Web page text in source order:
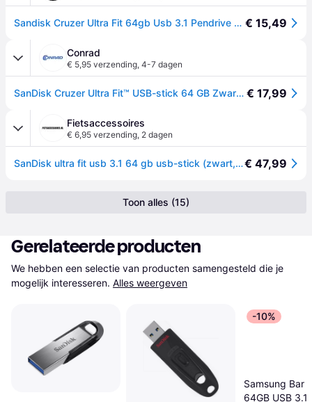
Sandisk Cruzer Ultra Fit 64gb Usb 3.1 Pendrive Zwart € 15,49
Conrad
€ 5,95 verzending, 4-7 dagen
SanDisk Cruzer Ultra Fit™ USB-stick 64 GB Zwart SDCZ430-064G-G46 USB-A 3.2 Gen 1 € 17,99
Fietsaccessoires
€ 6,95 verzending, 2 dagen
SanDisk ultra fit usb 3.1 64 gb usb-stick (zwart, sdcz430-064g-g46)€ 47,99
Toon alles (15)
Gerelateerde producten
We hebben een selectie van producten samengesteld die je
mogelijk interesseren. Alles weergeven
-10%
Samsung Bar
64GB USB 3.1